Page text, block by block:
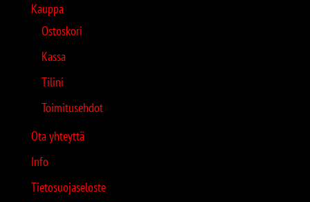
Kauppa
Ostoskori
Kassa
Tilini
Toimitusehdot
Ota yhteyttä
Info
Tietosuojaseloste